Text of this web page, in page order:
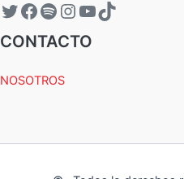
CONTACTO
NOSOTROS